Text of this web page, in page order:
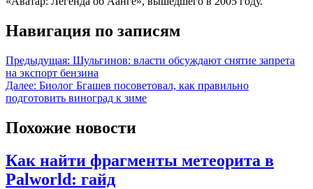
Навигация по записям
Предыдущая: Шульгинов: власти обсуждают снятие запрета
на экспорт бензина
Далее: Биолог Бгашев посоветовал, как правильно
подготовить виноград к зиме
Похожие новости
Как найти фрагменты метеорита в
Palworld: гайд